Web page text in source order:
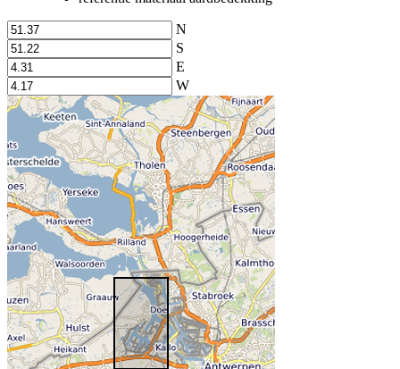
N
S
E
W